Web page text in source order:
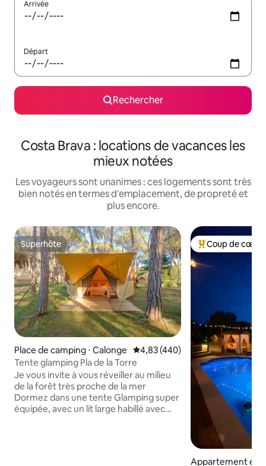
Arrivée
Départ
Rechercher
Costa Brava : locations de vacances les
mieux notées
Les voyageurs sont unanimes : ces logements sont très
bien notés en termes d'emplacement, de propreté et
plus encore.
Superhôte
Superhôte
Place de camping ⋅ Calonge Évaluation moyenne sur la
4,83 (440)
Tente glamping Pla de la Torre
Je vous invite à vous réveiller au milieu
de la forêt très proche de la mer
Dormez dans une tente Glamping super
équipée, avec un lit large habillé avec
Coups de cœur
Coup de cœur
Appartement en